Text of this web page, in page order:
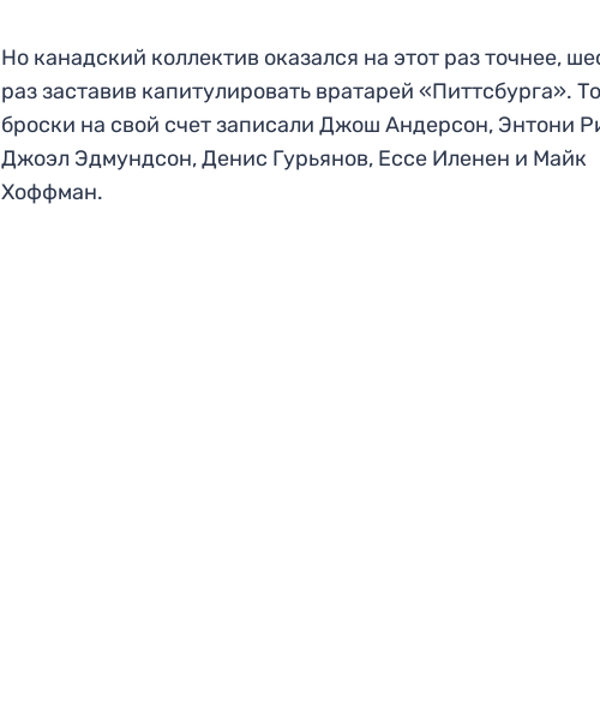
Но канадский коллектив оказался на этот раз точнее,
раз заставив капитулировать вратарей «Питтсбурга».
броски на свой счет записали Джош Андерсон, Энтони
Джоэл Эдмундсон, Денис Гурьянов, Ессе Иленен и Майк
Хоффман.